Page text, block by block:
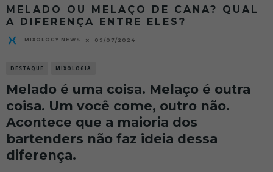
MELADO OU MELAÇO DE CANA? QUAL
A DIFERENÇA ENTRE ELES?
MIXOLOGY NEWS 09/07/2024
DESTAQUE MIXOLOGIA
Melado é uma coisa. Melaço é outra
coisa. Um você come, outro não.
Acontece que a maioria dos
bartenders não faz ideia dessa
diferença.